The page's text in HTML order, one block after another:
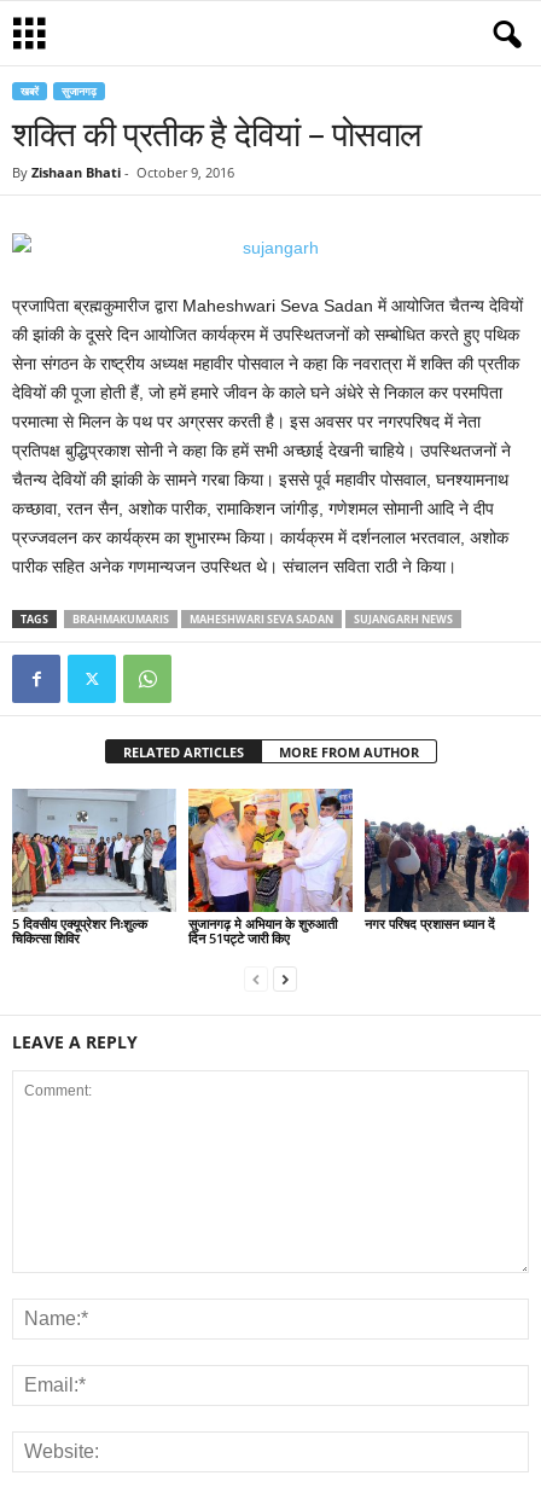
खबरें सुजानगढ़
शक्ति की प्रतीक है देवियां – पोसवाल
By Zishaan Bhati - October 9, 2016
प्रजापिता ब्रह्मकुमारीज द्वारा Maheshwari Seva Sadan में आयोजित चैतन्य देवियों
की झांकी के दूसरे दिन आयोजित कार्यक्रम में उपस्थितजनों को सम्बोधित करते हुए पथिक
सेना संगठन के राष्ट्रीय अध्यक्ष महावीर पोसवाल ने कहा कि नवरात्रा में शक्ति की प्रतीक
देवियों की पूजा होती हैं, जो हमें हमारे जीवन के काले घने अंधेरे से निकाल कर परमपिता
परमात्मा से मिलन के पथ पर अग्रसर करती है। इस अवसर पर नगरपरिषद में नेता
प्रतिपक्ष बुद्धिप्रकाश सोनी ने कहा कि हमें सभी अच्छाई देखनी चाहिये। उपस्थितजनों ने
चैतन्य देवियों की झांकी के सामने गरबा किया। इससे पूर्व महावीर पोसवाल, घनश्यामनाथ
कच्छावा, रतन सैन, अशोक पारीक, रामाकिशन जांगीड़, गणेशमल सोमानी आदि ने दीप
प्रज्जवलन कर कार्यक्रम का शुभारम्भ किया। कार्यक्रम में दर्शनलाल भरतवाल, अशोक
पारीक सहित अनेक गणमान्यजन उपस्थित थे। संचालन सविता राठी ने किया।
TAGS BRAHMAKUMARIS MAHESHWARI SEVA SADAN SUJANGARH NEWS
RELATED ARTICLES MORE FROM AUTHOR
5 दिवसीय एक्यूप्रेशर निःशुल्क
चिकित्सा शिविर
सुजानगढ़ मे अभियान के शुरुआती
दिन 51पट्टे जारी किए
नगर परिषद प्रशासन ध्यान दें
LEAVE A REPLY